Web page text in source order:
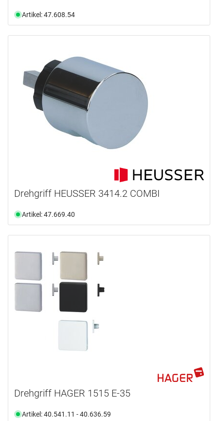
Artikel: 47.608.54
Drehgriff HEUSSER 3414.2 COMBI
Artikel: 47.669.40
Drehgriff HAGER 1515 E-35
Artikel: 40.541.11 - 40.636.59